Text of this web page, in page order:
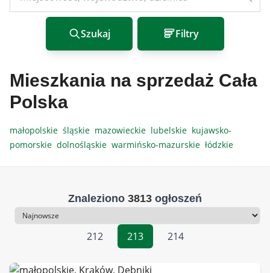
Szukaj Filtry
Mieszkania na sprzedaż Cała
Polska
małopolskie śląskie mazowieckie lubelskie kujawsko-
pomorskie dolnośląskie warmińsko-mazurskie łódzkie
Znaleziono 3813 ogłoszeń
Sortowanie
212
213 214